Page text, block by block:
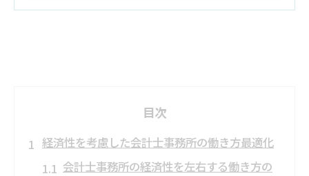
目次
経済性を考慮した会計士事務所の働き方最適化
会計士事務所の経済性を左右する働き方の